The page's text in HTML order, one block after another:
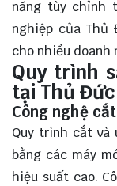
năng tùy chỉnh
nghiệp của Thủ
cho nhiều doanh
Quy trình
tại Thủ Đức
Công nghệ
Quy trình cắt
bằng các máy
hiệu suất cao.